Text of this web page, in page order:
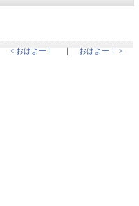
< おはよー！ ｜ おはよー！ >